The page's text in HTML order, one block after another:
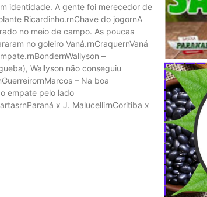
identidade. A gente foi merecedor de
Ricardinho.rnChave do jogornA
no meio de campo. As poucas
no goleiro Vaná.rnCraquernVaná
–
Wallyson não conseguiu
– Na boa
empate pelo lado
x J. MalucellirnCoritiba x